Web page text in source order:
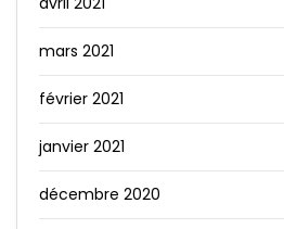
mars 2021
février 2021
janvier 2021
décembre 2020